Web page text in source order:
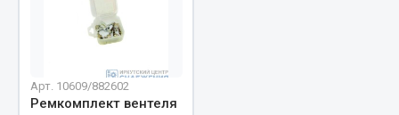
Выключатель массы
Показать ещё
Весь раздел
Арт. 10609/882602
Ремкомплект вентеля